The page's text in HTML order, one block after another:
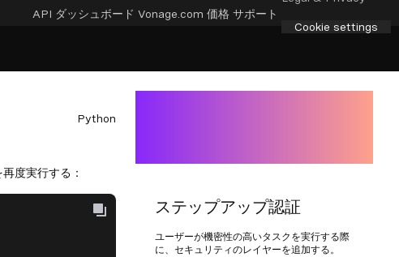
API ダッシュボード Vonage.com 価格 サポート
Cookie settings
Python
度実行する：
ステップアップ認証
ユーザーが機密性の高いタスクを実行する際
に、セキュリティのレイヤーを追加する。